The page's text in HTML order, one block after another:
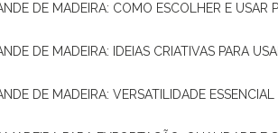
DE MADEIRA: COMO ESCOLHER E
DE MADEIRA: IDEIAS CRIATIVAS PARA
DE MADEIRA: VERSATILIDADE ESSENCIAL